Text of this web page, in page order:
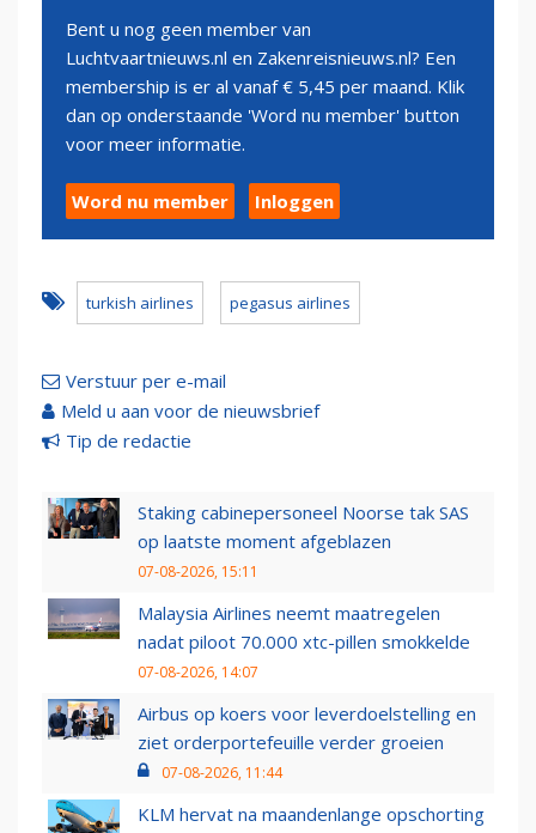
Bent u nog geen member van
Luchtvaartnieuws.nl en Zakenreisnieuws.nl? Een
membership is er al vanaf € 5,45 per maand. Klik
dan op onderstaande 'Word nu member' button
voor meer informatie.
Word nu member Inloggen
turkish airlines pegasus airlines
Verstuur per e-mail
Meld u aan voor de nieuwsbrief
Tip de redactie
Staking cabinepersoneel Noorse tak SAS
op laatste moment afgeblazen
07-08-2026, 15:11
Malaysia Airlines neemt maatregelen
nadat piloot 70.000 xtc-pillen smokkelde
07-08-2026, 14:07
Airbus op koers voor leverdoelstelling en
ziet orderportefeuille verder groeien
07-08-2026, 11:44
KLM hervat na maandenlange opschorting